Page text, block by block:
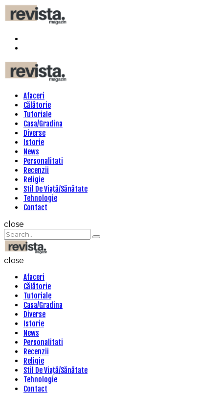
Menu
MenuAfaceri
Călătorie
Tutoriale
Casa/Gradina
Diverse
Istorie
News
Personalitati
Recenzii
Religie
Stil De Viaţă/Sănătate
Tehnologie
Contact
Search
close
Search
for:
Search
close
Afaceri
Călătorie
Tutoriale
Casa/Gradina
Diverse
Istorie
News
Personalitati
Recenzii
Religie
Stil De Viaţă/Sănătate
Tehnologie
Contact